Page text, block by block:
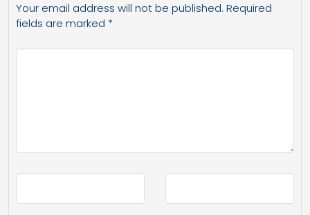
Your email address will not be published. Required
fields are marked *